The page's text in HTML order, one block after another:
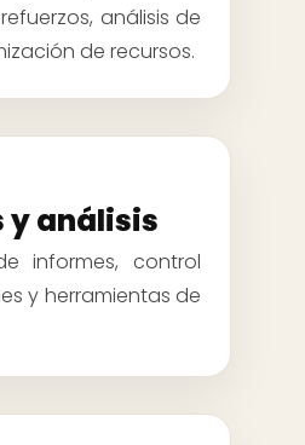
análisis de
de recursos.
y análisis
informes, control
y herramientas de